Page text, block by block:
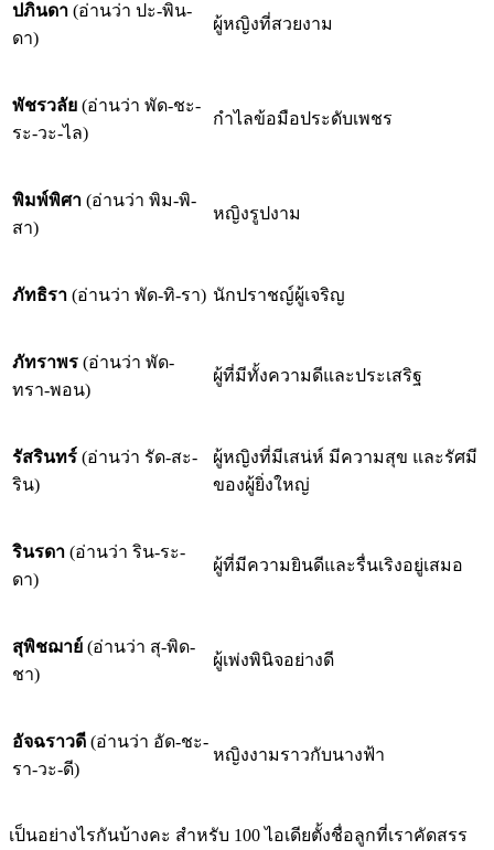
ปภินดา (อ่านว่า ปะ-พิน-
ดา)
ผู้หญิงที่สวยงาม
พัชรวลัย (อ่านว่า พัด-ชะ-
ระ-วะ-ไล)
กำไลข้อมือประดับเพชร
พิมพ์พิศา (อ่านว่า พิม-พิ-
สา)
หญิงรูปงาม
ภัทธิรา (อ่านว่า พัด-ทิ-รา) นักปราชญ์ผู้เจริญ
ภัทราพร (อ่านว่า พัด-
ทรา-พอน)
ผู้ที่มีทั้งความดีและประเสริฐ
รัสรินทร์ (อ่านว่า รัด-สะ-
ริน)
ผู้หญิงที่มีเสน่ห์ มีความสุข และรัศมี
ของผู้ยิ่งใหญ่
รินรดา (อ่านว่า ริน-ระ-
ดา)
ผู้ที่มีความยินดีและรื่นเริงอยู่เสมอ
สุพิชฌาย์ (อ่านว่า สุ-พิด-
ชา)
ผู้เพ่งพินิจอย่างดี
อัจฉราวดี (อ่านว่า อัด-ชะ-
รา-วะ-ดี)
หญิงงามราวกับนางฟ้า
เป็นอย่างไรกันบ้างคะ สำหรับ 100 ไอเดียตั้งชื่อลูกที่เราคัดสรร